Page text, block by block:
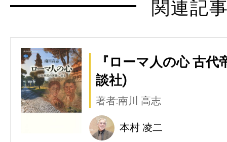
関連記
『ローマ人の心 古
談社)
著者:南川 高志
本村 凌二